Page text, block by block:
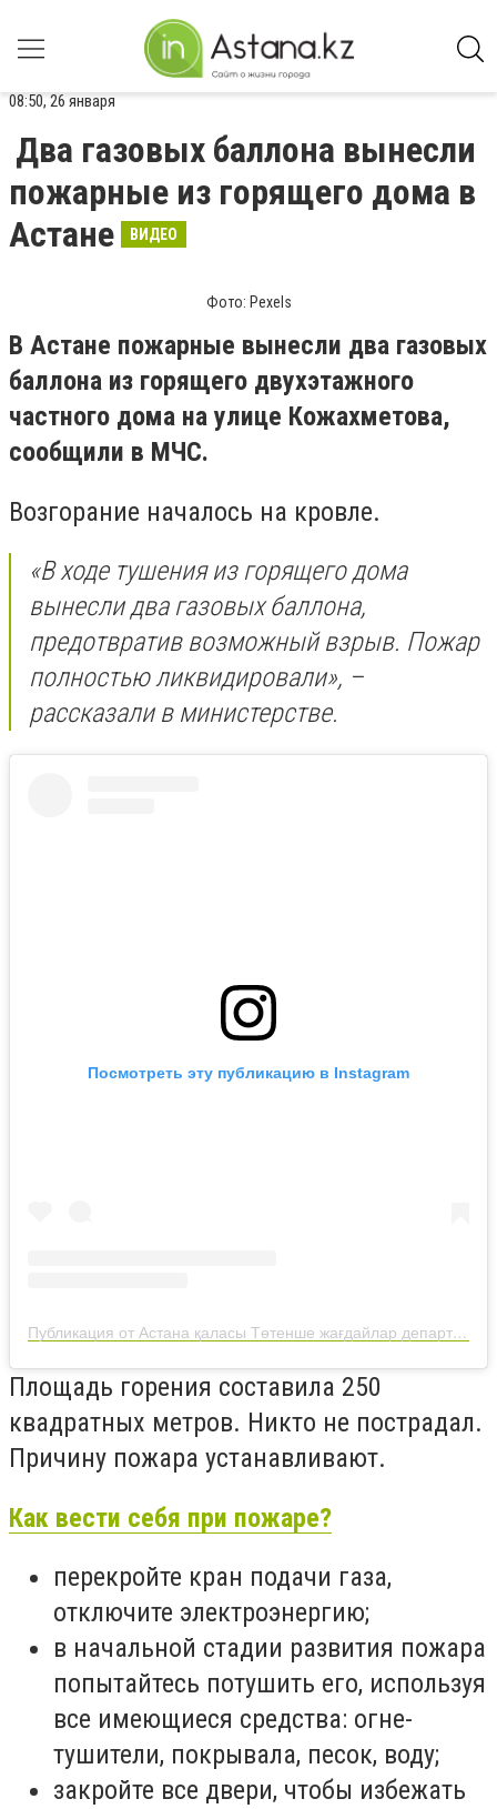
08:50, 26 января
Два газовых баллона вынесли
пожарные из горящего дома в
Астане
ВИДЕО
Фото: Pexels
В Астане пожарные вынесли два газовых
баллона из горящего двухэтажного
частного дома на улице Кожахметова,
сообщили в МЧС.
Возгорание началось на кровле.
«В ходе тушения из горящего дома
вынесли два газовых баллона,
предотвратив возможный взрыв. Пожар
полностью ликвидировали», –
рассказали в министерстве.
Посмотреть эту публикацию в Instagram
Публикация от Астана қаласы Төтенше жағдайлар департаменті (@112astana)
Площадь горения составила 250
квадратных метров. Никто не пострадал.
Причину пожара устанавливают.
Как вести себя при пожаре?
перекройте кран подачи газа,
отключите электроэнергию;
в начальной стадии развития пожара
попытайтесь потушить его, используя
все имеющиеся средства: огне­
тушители, покрывала, песок, воду;
закройте все двери, чтобы избежать